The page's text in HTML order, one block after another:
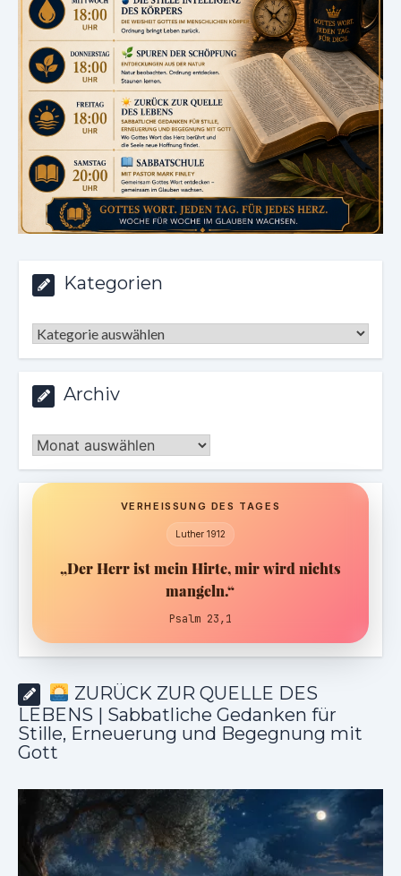
Kategorien
Kategorien
Archiv
Archiv
VERHEISSUNG DES TAGES
Luther 1912
„Der Herr ist mein Hirte, mir wird nichts
mangeln.“
Psalm 23,1
ZURÜCK ZUR QUELLE DES
LEBENS | Sabbatliche Gedanken für
Stille, Erneuerung und Begegnung mit
Gott